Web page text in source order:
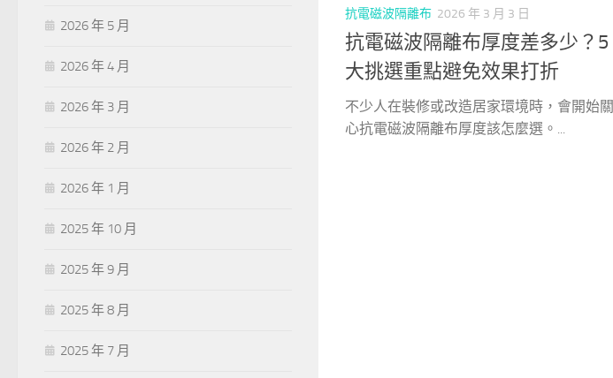
抗電磁波隔離布 2026 年 3 月 3 日
抗電磁波隔離布厚度差多少？5
大挑選重點避免效果打折
不少人在裝修或改造居家環境時，會開始關
心抗電磁波隔離布厚度該怎麼選。...
2026 年 5 月
2026 年 4 月
2026 年 3 月
2026 年 2 月
2026 年 1 月
2025 年 10 月
2025 年 9 月
2025 年 8 月
2025 年 7 月